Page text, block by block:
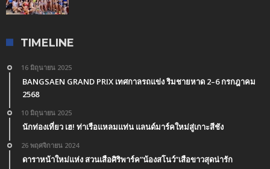
TIMELINE
16 มิถุนายน 2025
BANGSAEN GRAND PRIX เทศกาลรถแข่ง ริมชายหาด 2–6 กรกฎาคม
2568
10 มิถุนายน 2025
นักท่องเที่ยว เฮ! ท่าเรือแหลมแท่น แลนด์มาร์คใหม่สู่เกาะสีชัง
26 พฤศจิกายน 2024
ดาราหน้าใหม่แห่ง สวนเสือศิริพาร์ค”น้องสโนว์”เสือขาวสุดน่ารัก